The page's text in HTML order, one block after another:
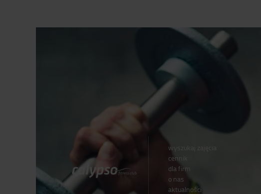
wyszukaj zajęcia
cennik
dla firm
o nas
aktualności